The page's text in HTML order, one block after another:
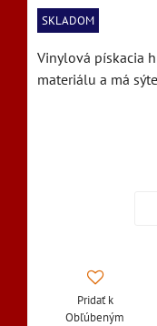
SKLADOM
Vinylová pískacia
materiálu a má
Pridať k
Obľúbeným